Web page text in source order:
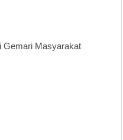
Gemari Masyarakat